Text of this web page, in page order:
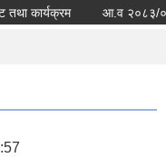
आ.व २०८३/०८४